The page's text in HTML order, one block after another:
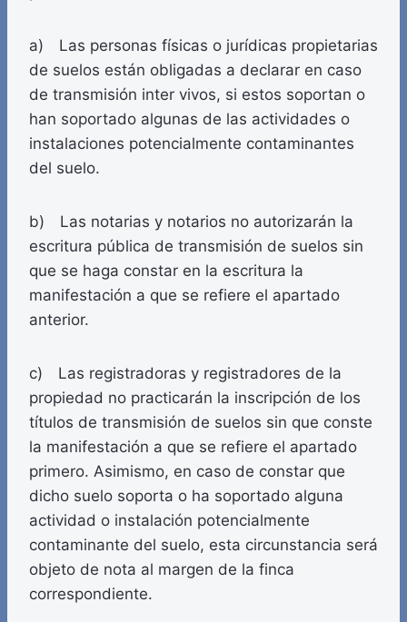
a) Las personas físicas o jurídicas propietarias
de suelos están obligadas a declarar en caso
de transmisión inter vivos, si estos soportan o
han soportado algunas de las actividades o
instalaciones potencialmente contaminantes
del suelo.
b) Las notarias y notarios no autorizarán la
escritura pública de transmisión de suelos sin
que se haga constar en la escritura la
manifestación a que se refiere el apartado
anterior.
c) Las registradoras y registradores de la
propiedad no practicarán la inscripción de los
títulos de transmisión de suelos sin que conste
la manifestación a que se refiere el apartado
primero. Asimismo, en caso de constar que
dicho suelo soporta o ha soportado alguna
actividad o instalación potencialmente
contaminante del suelo, esta circunstancia será
objeto de nota al margen de la finca
correspondiente.